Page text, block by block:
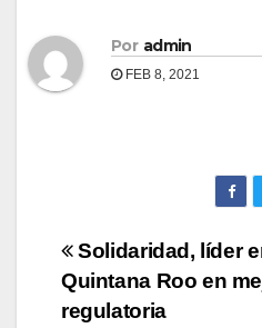
Por admin
FEB 8, 2021
Navegación
de
Solidaridad, líder
Quintana Roo en
regulatoria